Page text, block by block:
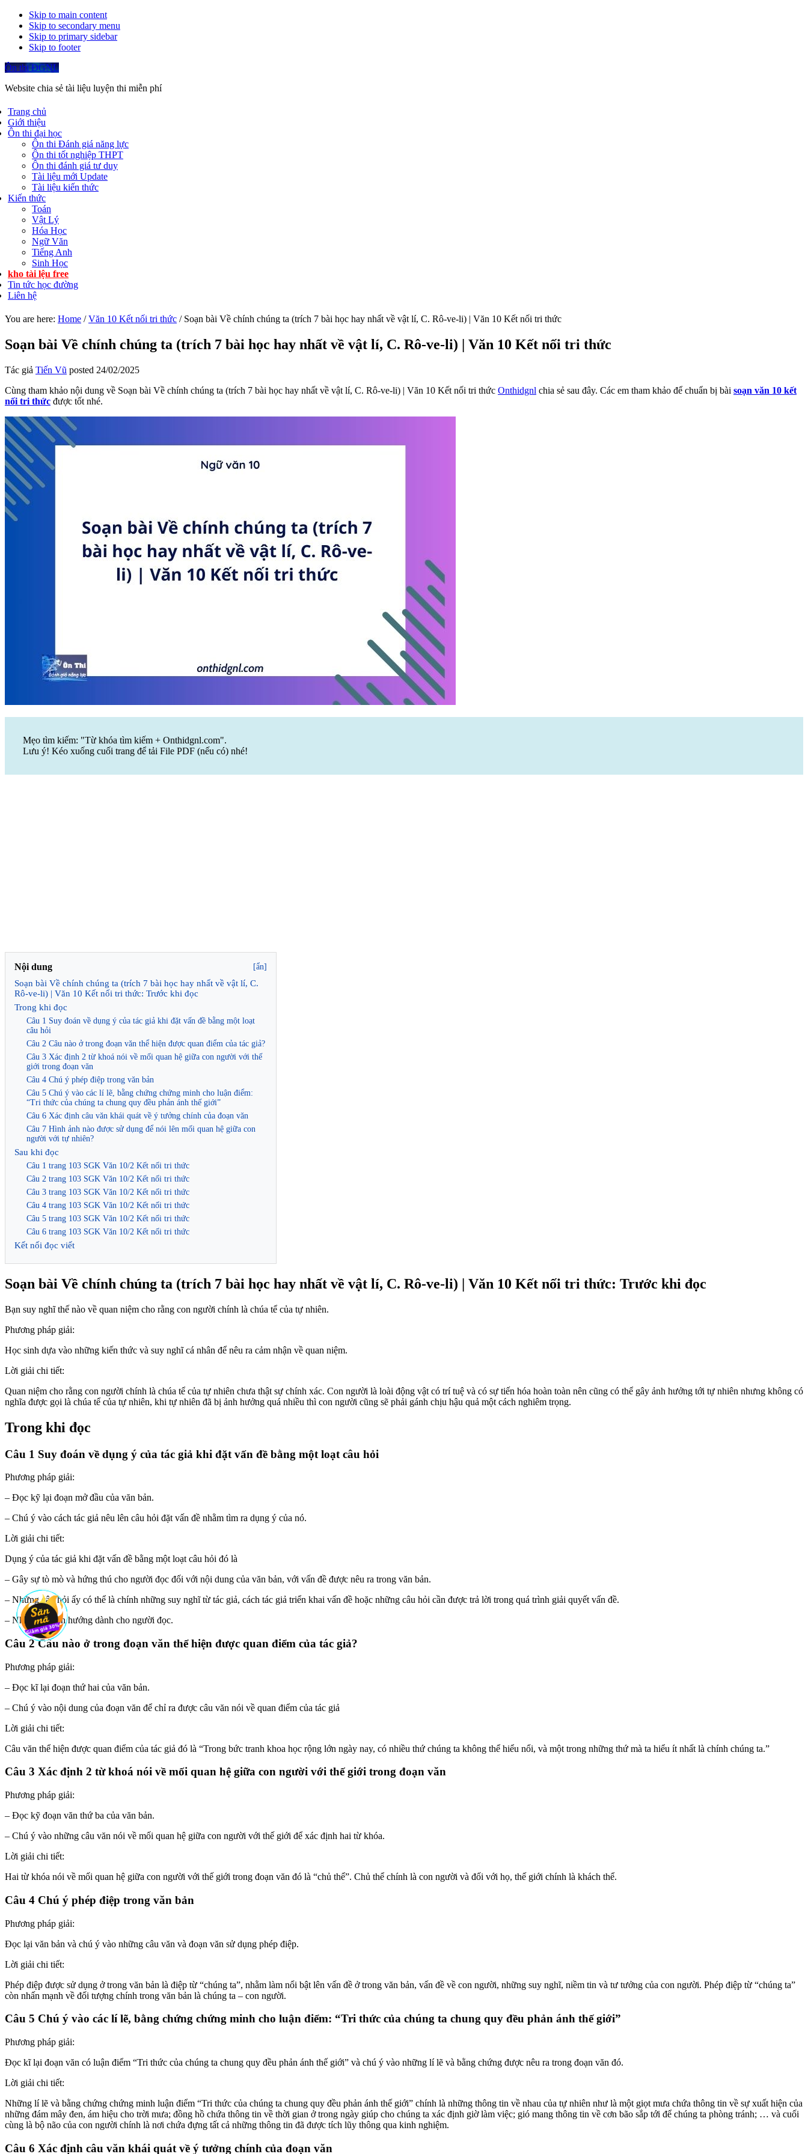
Skip to main content
Skip to secondary menu
Skip to primary sidebar
Skip to footer
Ôn thi ĐGNL
Website chia sẻ tài liệu luyện thi miễn phí
Trang chủ
Giới thiệu
Ôn thi đại học
Ôn thi Đánh giá năng lực
Ôn thi tốt nghiệp THPT
Ôn thi đánh giá tư duy
Tài liệu mới Update
Tài liệu kiến thức
Kiến thức
Toán
Vật Lý
Hóa Học
Ngữ Văn
Tiếng Anh
Sinh Học
kho tài lệu free
Tin tức học đường
Liên hệ
You are here: Home / Văn 10 Kết nối tri thức /Soạn bài Về chính chúng ta (trích 7 bài học hay nhất về vật lí, C. Rô-ve-li) | Văn 10 Kết nối tri thức
Soạn bài Về chính chúng ta (trích 7 bài học hay nhất về vật lí, C. Rô-ve-li) | Văn 10 Kết nối tri thức
Tác giả Tiến Vũ posted 24/02/2025
Cùng tham khảo nội dung về Soạn bài Về chính chúng ta (trích 7 bài học hay nhất về vật lí, C. Rô-ve-li) | Văn 10 Kết nối tri thức Onthidgnl chia sẻ sau đây. Các em tham khảo để chuẩn bị bài soạn văn 10 kết
nối tri thức được tốt nhé.
Mẹo tìm kiếm: "Từ khóa tìm kiếm + Onthidgnl.com".
Lưu ý! Kéo xuống cuối trang để tải File PDF (nếu có) nhé!
Nội dung [ẩn]
Soạn bài Về chính chúng ta (trích 7 bài học hay nhất về vật lí, C.
Rô-ve-li) | Văn 10 Kết nối tri thức: Trước khi đọc
Trong khi đọc
Câu 1 Suy đoán về dụng ý của tác giả khi đặt vấn đề bằng một loạt
câu hỏi
Câu 2 Câu nào ở trong đoạn văn thể hiện được quan điểm của tác giả?
Câu 3 Xác định 2 từ khoá nói về mối quan hệ giữa con người với thế
giới trong đoạn văn
Câu 4 Chú ý phép điệp trong văn bản
Câu 5 Chú ý vào các lí lẽ, bằng chứng chứng minh cho luận điểm:
“Tri thức của chúng ta chung quy đều phản ánh thế giới”
Câu 6 Xác định câu văn khái quát về ý tưởng chính của đoạn văn
Câu 7 Hình ảnh nào được sử dụng để nói lên mối quan hệ giữa con
người với tự nhiên?
Sau khi đọc
Câu 1 trang 103 SGK Văn 10/2 Kết nối tri thức
Câu 2 trang 103 SGK Văn 10/2 Kết nối tri thức
Câu 3 trang 103 SGK Văn 10/2 Kết nối tri thức
Câu 4 trang 103 SGK Văn 10/2 Kết nối tri thức
Câu 5 trang 103 SGK Văn 10/2 Kết nối tri thức
Câu 6 trang 103 SGK Văn 10/2 Kết nối tri thức
Kết nối đọc viết
Soạn bài Về chính chúng ta (trích 7 bài học hay nhất về vật lí, C. Rô-ve-li) | Văn 10 Kết nối tri thức: Trước khi đọc
Bạn suy nghĩ thế nào về quan niệm cho rằng con người chính là chúa tể của tự nhiên.
Phương pháp giải:
Học sinh dựa vào những kiến thức và suy nghĩ cá nhân để nêu ra cảm nhận về quan niệm.
Lời giải chi tiết:
Quan niệm cho rằng con người chính là chúa tể của tự nhiên chưa thật sự chính xác. Con người là loài động vật có trí tuệ và có sự tiến hóa hoàn toàn nên cũng có thể gây ảnh hưởng tới tự nhiên nhưng không có
nghĩa được gọi là chúa tể của tự nhiên, khi tự nhiên đã bị ảnh hưởng quá nhiều thì con người cũng sẽ phải gánh chịu hậu quả một cách nghiêm trọng.
Trong khi đọc
Câu 1 Suy đoán về dụng ý của tác giả khi đặt vấn đề bằng một loạt câu hỏi
Phương pháp giải:
– Đọc kỹ lại đoạn mở đầu của văn bản.
– Chú ý vào cách tác giả nêu lên câu hỏi đặt vấn đề nhằm tìm ra dụng ý của nó.
Lời giải chi tiết:
Dụng ý của tác giả khi đặt vấn đề bằng một loạt câu hỏi đó là
– Gây sự tò mò và hứng thú cho người đọc đối với nội dung của văn bản, với vấn đề được nêu ra trong văn bản.
– Những câu hỏi ấy có thể là chính những suy nghĩ từ tác giả, cách tác giả triển khai vấn đề hoặc những câu hỏi cần được trả lời trong quá trình giải quyết vấn đề.
– Như một định hướng dành cho người đọc.
Câu 2 Câu nào ở trong đoạn văn thể hiện được quan điểm của tác giả?
Phương pháp giải:
– Đọc kĩ lại đoạn thứ hai của văn bản.
– Chú ý vào nội dung của đoạn văn để chỉ ra được câu văn nói về quan điểm của tác giả
Lời giải chi tiết:
Câu văn thể hiện được quan điểm của tác giả đó là “Trong bức tranh khoa học rộng lớn ngày nay, có nhiều thứ chúng ta không thể hiểu nổi, và một trong những thứ mà ta hiểu ít nhất là chính chúng ta.”
Câu 3 Xác định 2 từ khoá nói về mối quan hệ giữa con người với thế giới trong đoạn văn
Phương pháp giải:
– Đọc kỹ đoạn văn thứ ba của văn bản.
– Chú ý vào những câu văn nói về mối quan hệ giữa con người với thế giới để xác định hai từ khóa.
Lời giải chi tiết:
Hai từ khóa nói về mối quan hệ giữa con người với thế giới trong đoạn văn đó là “chủ thể”. Chủ thể chính là con người và đối với họ, thế giới chính là khách thể.
Câu 4 Chú ý phép điệp trong văn bản
Phương pháp giải:
Đọc lại văn bản và chú ý vào những câu văn và đoạn văn sử dụng phép điệp.
Lời giải chi tiết:
Phép điệp được sử dụng ở trong văn bản là điệp từ “chúng ta”, nhằm làm nổi bật lên vấn đề ở trong văn bản, vấn đề về con người, những suy nghĩ, niềm tin và tư tưởng của con người. Phép điệp từ “chúng ta”
còn nhấn mạnh về đối tượng chính trong văn bản là chúng ta – con người.
Câu 5 Chú ý vào các lí lẽ, bằng chứng chứng minh cho luận điểm: “Tri thức của chúng ta chung quy đều phản ánh thế giới”
Phương pháp giải:
Đọc kĩ lại đoạn văn có luận điểm “Tri thức của chúng ta chung quy đều phản ánh thế giới” và chú ý vào những lí lẽ và bằng chứng được nêu ra trong đoạn văn đó.
Lời giải chi tiết:
Những lí lẽ và bằng chứng chứng minh luận điểm “Tri thức của chúng ta chung quy đều phản ánh thế giới” chính là những thông tin về nhau của tự nhiên như là một giọt mưa chứa thông tin về sự xuất hiện của
những đám mây đen, ám hiệu cho trời mưa; đồng hồ chứa thông tin về thời gian ở trong ngày giúp cho chúng ta xác định giờ làm việc; gió mang thông tin về cơn bão sắp tới để chúng ta phòng tránh; … và cuối
cùng là bộ não của con người chính là nơi chứa đựng tất cả những thông tin đã được tích lũy thông qua kinh nghiệm.
Câu 6 Xác định câu văn khái quát về ý tưởng chính của đoạn văn